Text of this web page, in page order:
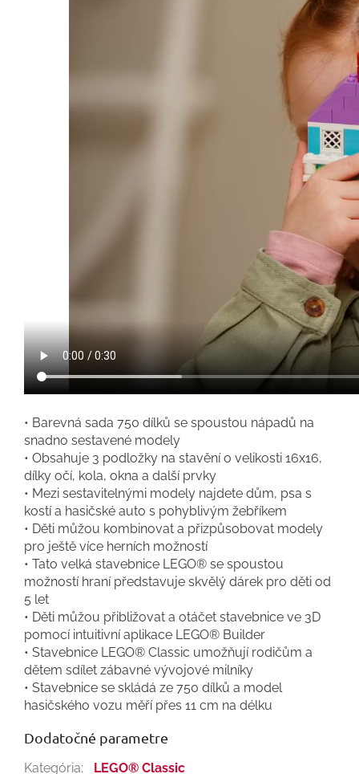
• Barevná sada 750 dílků se spoustou nápadů na
snadno sestavené modely
• Obsahuje 3 podložky na stavění o velikosti 16x16,
dílky očí, kola, okna a další prvky
• Mezi sestavitelnými modely najdete dům, psa s
kostí a hasičské auto s pohyblivým žebříkem
• Děti můžou kombinovat a přizpůsobovat modely
pro ještě více herních možností
• Tato velká stavebnice LEGO® se spoustou
možností hraní představuje skvělý dárek pro děti od
5 let
• Děti můžou přibližovat a otáčet stavebnice ve 3D
pomocí intuitivní aplikace LEGO® Builder
• Stavebnice LEGO® Classic umožňují rodičům a
dětem sdílet zábavné vývojové milníky
• Stavebnice se skládá ze 750 dílků a model
hasičského vozu měří přes 11 cm na délku
Dodatočné parametre
Kategória: LEGO® Classic